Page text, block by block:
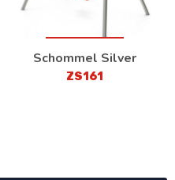
Schommel Silver
ZS161